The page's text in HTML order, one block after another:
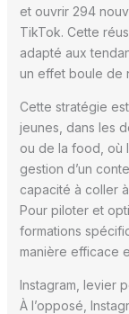
et ouvrir 294
TikTok. Cette
adapté aux
un effet boule de
Cette stratégie
jeunes, dans les
ou de la food, où
gestion d’un
capacité à coller
Pour piloter et
formations
manière efficace
Instagram, levier
À l’opposé,